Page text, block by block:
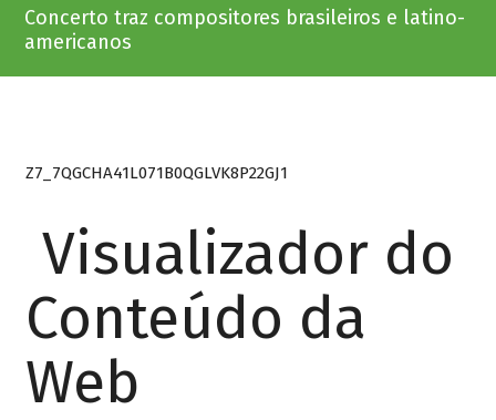
Concerto traz compositores brasileiros e latino-
americanos
Z7_7QGCHA41L071B0QGLVK8P22GJ1
Visualizador do
Conteúdo da
Web